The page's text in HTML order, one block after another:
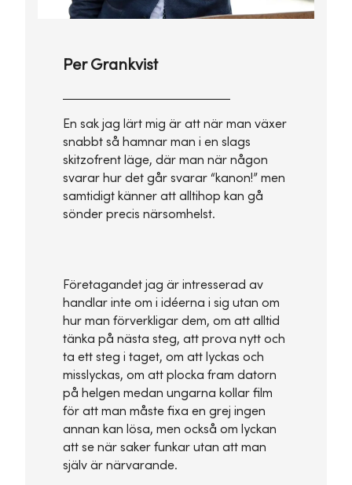
Per Grankvist
En sak jag lärt mig är att när man växer
snabbt så hamnar man i en slags
skitzofrent läge, där man när någon
svarar hur det går svarar “kanon!” men
samtidigt känner att alltihop kan gå
sönder precis närsomhelst.
Företagandet jag är intresserad av
handlar inte om i idéerna i sig utan om
hur man förverkligar dem, om att alltid
tänka på nästa steg, att prova nytt och
ta ett steg i taget, om att lyckas och
misslyckas, om att plocka fram datorn
på helgen medan ungarna kollar film
för att man måste fixa en grej ingen
annan kan lösa, men också om lyckan
att se när saker funkar utan att man
själv är närvarande.